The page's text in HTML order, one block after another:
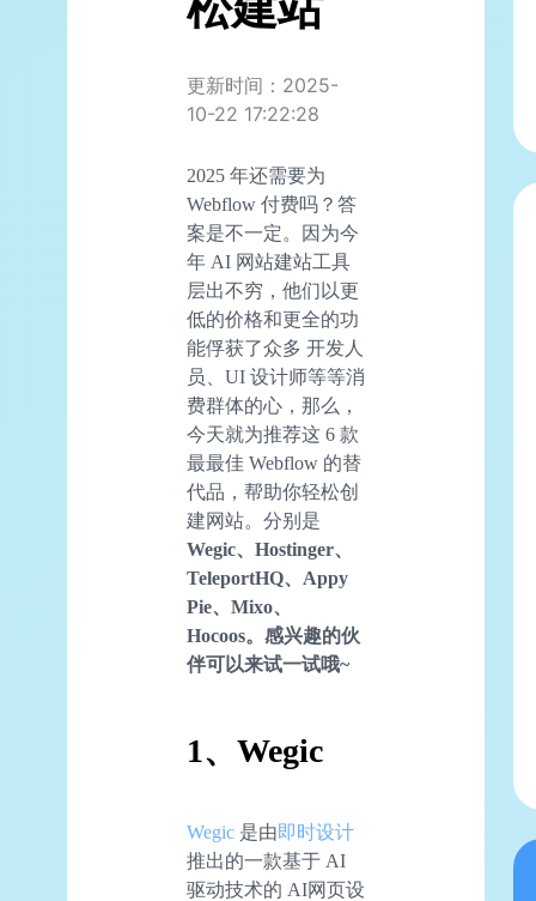
更新时间：2025-
10-22 17:22:28
2025 年还需要为
Webflow 付费吗？答
案是不一定。因为今
年 AI 网站建站工具
层出不穷，他们以更
低的价格和更全的功
能俘获了众多 开发人
员、UI 设计师等等消
费群体的心，那么，
今天就为推荐这 6 款
最最佳 Webflow 的替
代品，帮助你轻松创
建网站。分别是
Wegic、Hostinger、
TeleportHQ、Appy
Pie、Mixo、
Hocoos。感兴趣的伙
伴可以来试一试哦~
1、Wegic
Wegic 是由即时设计
推出的一款基于 AI
驱动技术的 AI网页设